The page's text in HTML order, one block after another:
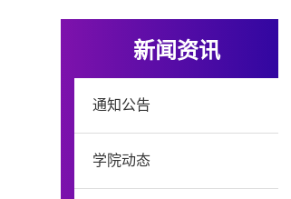
新闻资讯
通知公告
学院动态